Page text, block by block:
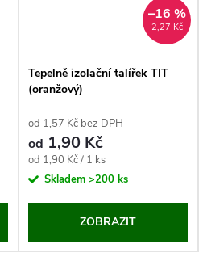
2,27 Kč
–16 %
Tepelně izolační talířek TIT
(oranžový)
od 1,57 Kč bez DPH
od 1,90 Kč
Měrná
cena:
od 1,90 Kč / 1 ks
Skladem >200 ks
ZOBRAZIT